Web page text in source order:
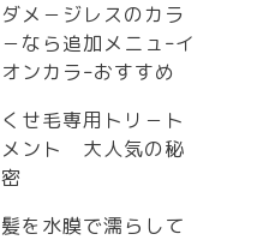
ダメ－ジレスのカラ
－なら追加メニュｰイ
オンカラｰおすすめ
くせ毛専用トリ－ト
メント 大人気の秘
密
髪を水膜で濡らして